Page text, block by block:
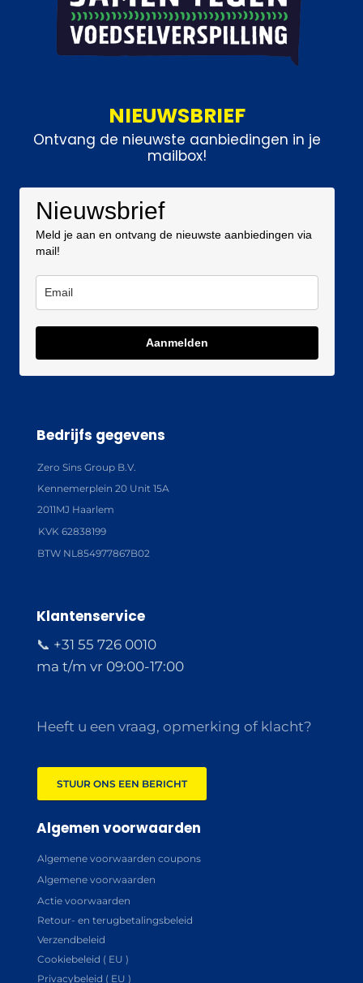
NIEUWSBRIEF
Ontvang de nieuwste aanbiedingen in je
mailbox!
Nieuwsbrief
Meld je aan en ontvang de nieuwste aanbiedingen via
mail!
Aanmelden
Bedrijfs gegevens
Zero Sins Group B.V.
Kennemerplein 20 Unit 15A
2011MJ Haarlem
KVK 62838199
BTW NL854977867B02
Klantenservice
📞 +31 55 726 0010
ma t/m vr 09:00-17:00
Heeft u een vraag, opmerking of klacht?
STUUR ONS EEN BERICHT
Algemen voorwaarden
Algemene voorwaarden coupons
Algemene voorwaarden
Actie voorwaarden
Retour- en terugbetalingsbeleid
Verzendbeleid
Cookiebeleid ( EU )
Privacybeleid ( EU )